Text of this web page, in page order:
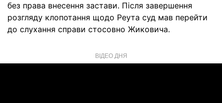
без права внесення застави. Після завершення
розгляду клопотання щодо Реута суд мав перейти
до слухання справи стосовно Жиковича.
ВІДЕО ДНЯ